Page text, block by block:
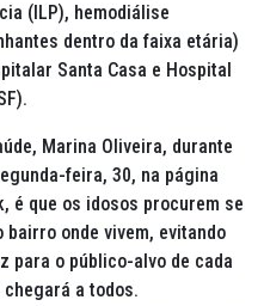
(ILP), hemodiálise
dentro da faixa etária)
Santa Casa e Hospital
Marina Oliveira, durante
feira, 30, na página
é que os idosos procurem se
bairro onde vivem, evitando
para o público-alvo de cada
a todos.